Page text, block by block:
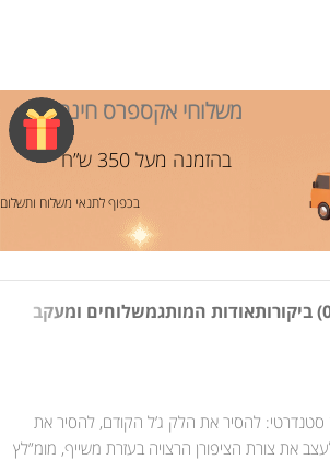
משלוחי אקספרס חינם!
בהזמנה מעל 350 ש”ח
בכפוף לתנאי משלוח ותשלום
אודות המותגמשלוחים ומעקב
סטנדרטי: להסיר את הלק ג’ל הקודם, להסיר את
את צורת הציפורן הרצויה בעזרת משייף, מומ”לץ